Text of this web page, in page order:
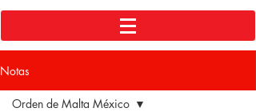
Notas
Orden de Malta México